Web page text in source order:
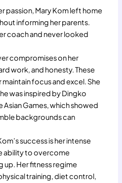
passion, Mary Kom left home
informing her parents.
coach and never looked
compromises on her
work, and honesty. These
focus and excel. She
was inspired by Dingko
Asian Games, which showed
backgrounds can
success is her intense
ability to overcome
Her fitness regime
training, diet control,